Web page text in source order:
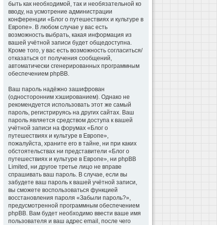
быть как необходимой, так и необязательной ко
вводу, на усмотрение администрации
конференции «Блог о путешествиях и культуре в
Европе». В любом случае у вас есть
возможность выбрать, какая информация из
вашей учётной записи будет общедоступна.
Кроме того, у вас есть возможность согласиться/
отказаться от получения сообщений,
автоматически сгенерированных программным
обеспечением phpBB.
Ваш пароль надёжно зашифрован
(односторонним хэшированием). Однако не
рекомендуется использовать этот же самый
пароль, регистрируясь на других сайтах. Ваш
пароль является средством доступа к вашей
учётной записи на форумах «Блог о
путешествиях и культуре в Европе»,
пожалуйста, храните его в тайне, ни при каких
обстоятельствах ни представители «Блог о
путешествиях и культуре в Европе», ни phpBB
Limited, ни другое третье лицо не вправе
спрашивать ваш пароль. В случае, если вы
забудете ваш пароль к вашей учётной записи,
вы сможете воспользоваться функцией
восстановления пароля «Забыли пароль?»,
предусмотренной программным обеспечением
phpBB. Вам будет необходимо ввести ваше имя
пользователя и ваш адрес email, после чего